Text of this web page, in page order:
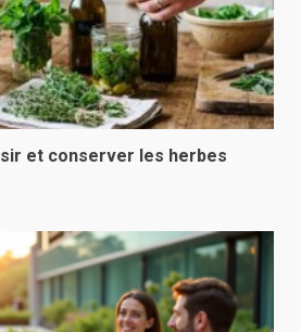
et conserver les herbes